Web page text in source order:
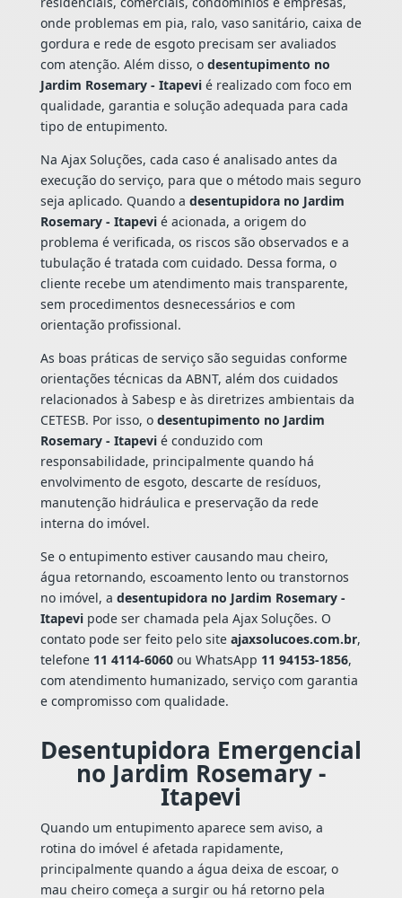
onde problemas em pia, ralo, vaso sanitário, caixa de
gordura e rede de esgoto precisam ser avaliados
com atenção. Além disso, o desentupimento no
Jardim Rosemary - Itapevié realizado com foco em
qualidade, garantia e solução adequada para cada
tipo de entupimento.
Na Ajax Soluções, cada caso é analisado antes da
execução do serviço, para que o método mais seguro
seja aplicado. Quando a desentupidora no Jardim
Rosemary - Itapevié acionada, a origem do
problema é verificada, os riscos são observados e a
tubulação é tratada com cuidado. Dessa forma, o
cliente recebe um atendimento mais transparente,
sem procedimentos desnecessários e com
orientação profissional.
As boas práticas de serviço são seguidas conforme
orientações técnicas da ABNT, além dos cuidados
relacionados à Sabesp e às diretrizes ambientais da
CETESB. Por isso, o desentupimento no Jardim
Rosemary - Itapevié conduzido com
responsabilidade, principalmente quando há
envolvimento de esgoto, descarte de resíduos,
manutenção hidráulica e preservação da rede
interna do imóvel.
Se o entupimento estiver causando mau cheiro,
água retornando, escoamento lento ou transtornos
no imóvel, a desentupidora no Jardim Rosemary -
Itapevipode ser chamada pela Ajax Soluções. O
contato pode ser feito pelo site ajaxsolucoes.com.br,
telefone 11 4114-6060ou WhatsApp 11 94153-1856,
com atendimento humanizado, serviço com garantia
e compromisso com qualidade.
Desentupidora Emergencial
no Jardim Rosemary -
Itapevi
Quando um entupimento aparece sem aviso, a
rotina do imóvel é afetada rapidamente,
principalmente quando a água deixa de escoar, o
mau cheiro começa a surgir ou há retorno pela